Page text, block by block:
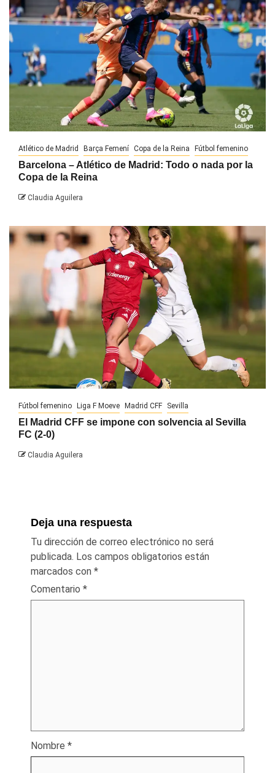
Atlético de Madrid Barça Femení Copa de la Reina Fútbol femenino
Barcelona – Atlético de Madrid: Todo o nada por la
Copa de la Reina
Claudia Aguilera
Fútbol femenino Liga F Moeve Madrid CFF Sevilla
El Madrid CFF se impone con solvencia al Sevilla
FC (2-0)
Claudia Aguilera
Deja una respuesta
Tu dirección de correo electrónico no será
publicada. Los campos obligatorios están
marcados con *
Comentario *
Nombre *